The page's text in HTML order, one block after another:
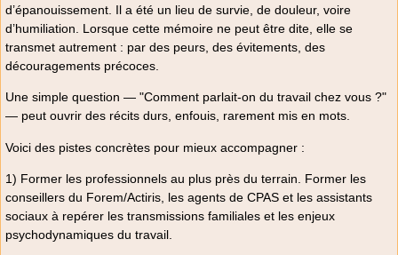
d’épanouissement. Il a été un lieu de survie, de douleur, voire
d’humiliation. Lorsque cette mémoire ne peut être dite, elle se
transmet autrement : par des peurs, des évitements, des
découragements précoces.
Une simple question — "Comment parlait-on du travail chez vous ?"
— peut ouvrir des récits durs, enfouis, rarement mis en mots.
Voici des pistes concrètes pour mieux accompagner :
1) Former les professionnels au plus près du terrain. Former les
conseillers du Forem/Actiris, les agents de CPAS et les assistants
sociaux à repérer les transmissions familiales et les enjeux
psychodynamiques du travail.